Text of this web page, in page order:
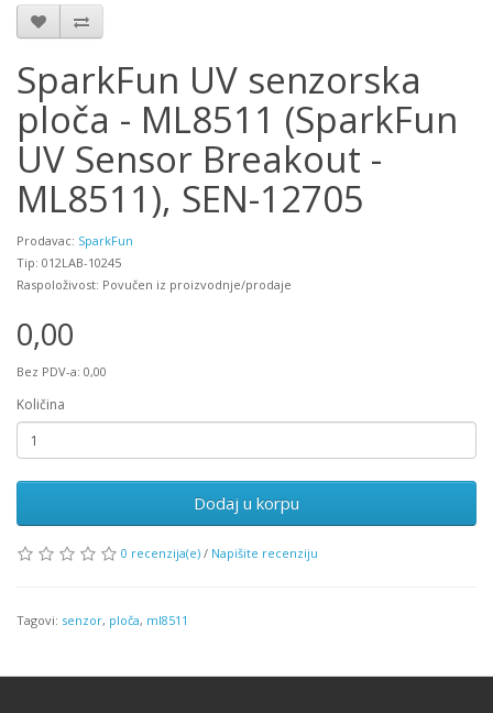
SparkFun UV senzorska
ploča - ML8511 (SparkFun
UV Sensor Breakout -
ML8511), SEN-12705
Prodavac: SparkFun
Tip: 012LAB-10245
Raspoloživost: Povučen iz proizvodnje/prodaje
0,00
Bez PDV-a: 0,00
Količina
Dodaj u korpu
0 recenzija(e) / Napišite recenziju
Tagovi: senzor, ploča, ml8511